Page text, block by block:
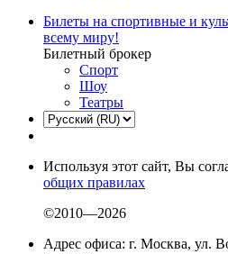
Билеты на спортивные и
всему миру!
Билетный брокер
Спорт
Шоу
Театры
Используя этот сайт, Вы
общих правилах
©2010—2026
Адрес офиса: г. Москва, ул.